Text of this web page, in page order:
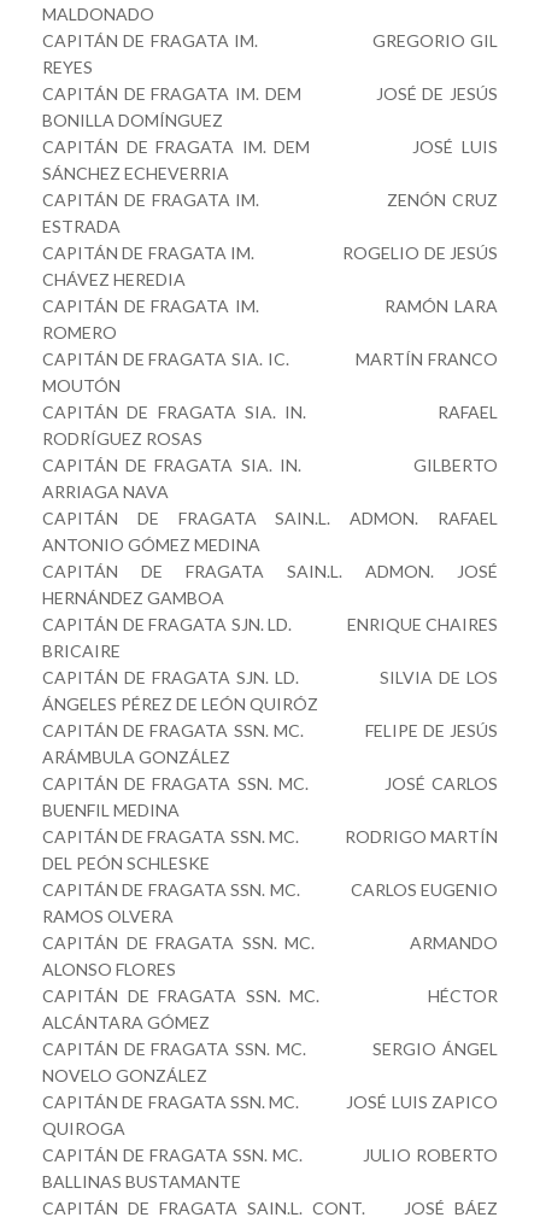
MALDONADO
CAPITÁN DE FRAGATA IM. GREGORIO GIL
REYES
CAPITÁN DE FRAGATA IM. DEM JOSÉ DE JESÚS
BONILLA DOMÍNGUEZ
CAPITÁN DE FRAGATA IM. DEM JOSÉ LUIS
SÁNCHEZ ECHEVERRIA
CAPITÁN DE FRAGATA IM. ZENÓN CRUZ
ESTRADA
CAPITÁN DE FRAGATA IM. ROGELIO DE JESÚS
CHÁVEZ HEREDIA
CAPITÁN DE FRAGATA IM. RAMÓN LARA
ROMERO
CAPITÁN DE FRAGATA SIA. IC. MARTÍN FRANCO
MOUTÓN
CAPITÁN DE FRAGATA SIA. IN. RAFAEL
RODRÍGUEZ ROSAS
CAPITÁN DE FRAGATA SIA. IN. GILBERTO
ARRIAGA NAVA
CAPITÁN DE FRAGATA SAIN.L. ADMON. RAFAEL
ANTONIO GÓMEZ MEDINA
CAPITÁN DE FRAGATA SAIN.L. ADMON. JOSÉ
HERNÁNDEZ GAMBOA
CAPITÁN DE FRAGATA SJN. LD. ENRIQUE CHAIRES
BRICAIRE
CAPITÁN DE FRAGATA SJN. LD. SILVIA DE LOS
ÁNGELES PÉREZ DE LEÓN QUIRÓZ
CAPITÁN DE FRAGATA SSN. MC. FELIPE DE JESÚS
ARÁMBULA GONZÁLEZ
CAPITÁN DE FRAGATA SSN. MC. JOSÉ CARLOS
BUENFIL MEDINA
CAPITÁN DE FRAGATA SSN. MC. RODRIGO MARTÍN
DEL PEÓN SCHLESKE
CAPITÁN DE FRAGATA SSN. MC. CARLOS EUGENIO
RAMOS OLVERA
CAPITÁN DE FRAGATA SSN. MC. ARMANDO
ALONSO FLORES
CAPITÁN DE FRAGATA SSN. MC. HÉCTOR
ALCÁNTARA GÓMEZ
CAPITÁN DE FRAGATA SSN. MC. SERGIO ÁNGEL
NOVELO GONZÁLEZ
CAPITÁN DE FRAGATA SSN. MC. JOSÉ LUIS ZAPICO
QUIROGA
CAPITÁN DE FRAGATA SSN. MC. JULIO ROBERTO
BALLINAS BUSTAMANTE
CAPITÁN DE FRAGATA SAIN.L. CONT. JOSÉ BÁEZ